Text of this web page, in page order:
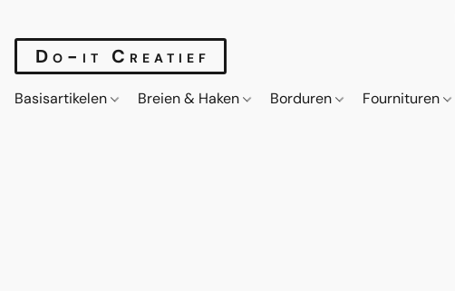
Do-it Creatief
Basisartikelen Breien & Haken Borduren Fournituren